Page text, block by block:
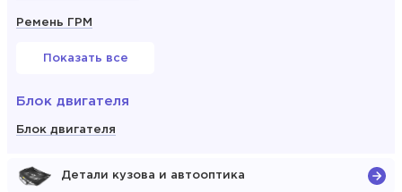
Ремень ГРМ
Показать все
Блок двигателя
Блок двигателя
Детали кузова и автооптика